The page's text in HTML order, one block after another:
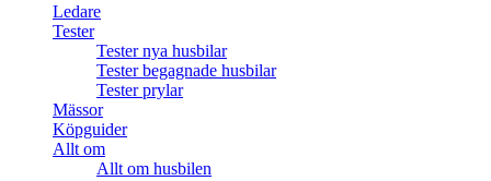
Ledare
Tester
Tester nya husbilar
Tester begagnade husbilar
Tester prylar
Mässor
Köpguider
Allt om
Allt om husbilen